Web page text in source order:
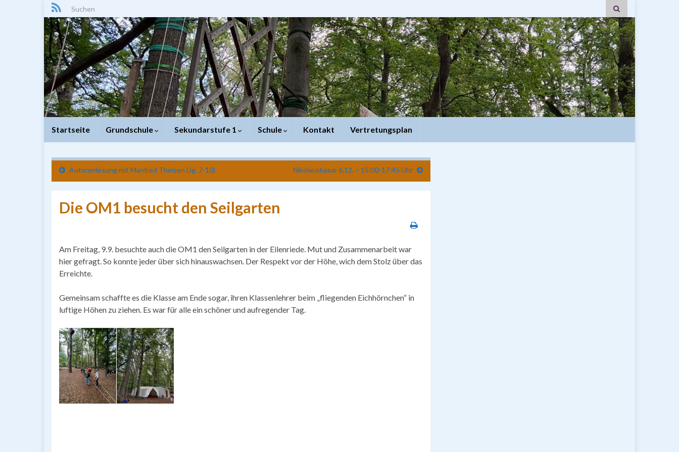
Search for:
Startseite Grundschule Sekundarstufe 1 Schule Kontakt Vertretungsplan
Autorenlesung mit Manfred Theisen (Jg. 7-10) Nikolausbasar 6.12. – 15:00-17:45 Uhr
Die OM1 besucht den Seilgarten
Am Freitag, 9.9. besuchte auch die OM1 den Seilgarten in der Eilenriede. Mut und Zusammenarbeit war
hier gefragt. So konnte jeder über sich hinauswachsen. Der Respekt vor der Höhe, wich dem Stolz über das
Erreichte.
Gemeinsam schaffte es die Klasse am Ende sogar, ihren Klassenlehrer beim „fliegenden Eichhörnchen“ in
luftige Höhen zu ziehen. Es war für alle ein schöner und aufregender Tag.